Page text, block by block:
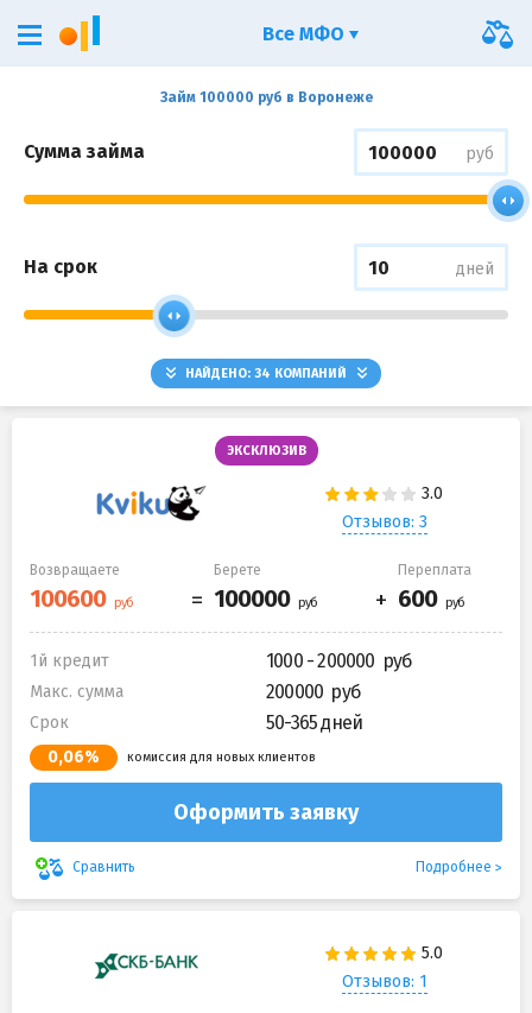
Займ 100000 руб в Воронеже
Сумма займа руб
На срок дней
НАЙДЕНО: 34 КОМПАНИЙ
ЭКСКЛЮЗИВ
Отзывов: 3
Возвращаете Берете Переплата
1й кредит 1000 - 200000
Макс. сумма 200000
Срок 50-365 дней
0,06% комиссия для новых клиентов
Оформить заявку
Сравнить Подробнее
Отзывов: 1
Все МФО